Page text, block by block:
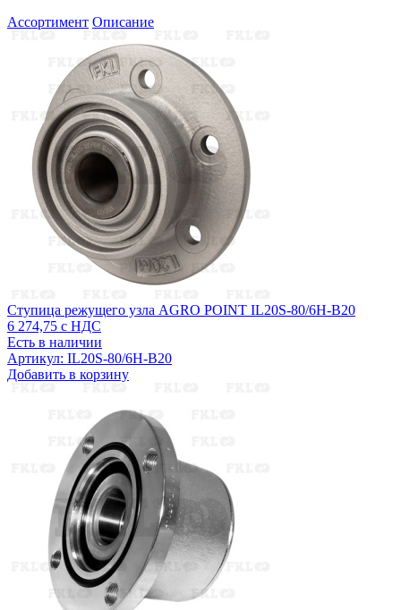
Ассортимент Описание
Ступица режущего узла AGRO POINT IL20S-80/6H-B20
6 274,75 с НДС
Есть в наличии
Артикул: IL20S-80/6H-B20
Добавить в корзину